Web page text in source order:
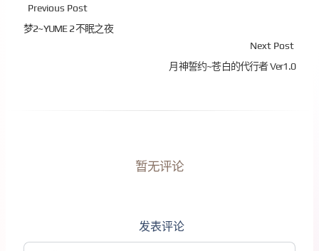
Previous Post
梦2~YUME 2 不眠之夜
Next Post
月神誓约~苍白的代行者 Ver1.0
暂无评论
发表评论